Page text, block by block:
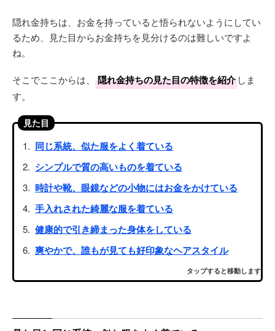
隠れ金持ちは、お金を持っていると悟られないようにしてい
るため、見た目からお金持ちを見分けるのは難しいですよ
ね。
そこでここからは、 隠れ金持ちの見た目の特徴を紹介 しま
す。
見た目
同じ系統、似た服をよく着ている
シンプルで質の高いものを着ている
時計や靴、眼鏡などの小物にはお金をかけている
手入れされた綺麗な服を着ている
健康的で引き締まった身体をしている
爽やかで、誰もが見ても好印象なヘアスタイル
タップすると移動します